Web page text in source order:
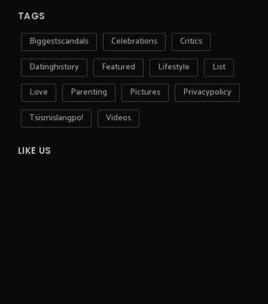
TAGS
Biggestscandals Celebrations
Critics
Datinghistory
Featured Lifestyle
List
Love
Parenting Pictures
Privacypolicy
Tsismislangpo!
Videos
LIKE US